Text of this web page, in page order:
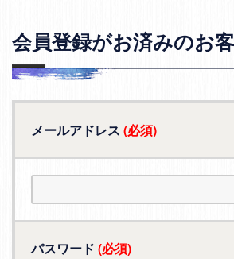
会員登録がお済みのお
メールアドレス (必須)
パスワード (必須)